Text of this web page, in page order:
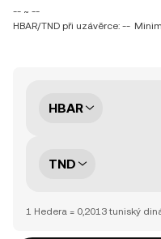
-- ~ --
HBAR/TND při uzávěrce: --
HBAR
TND
1 Hedera = 0,2013 tuniský